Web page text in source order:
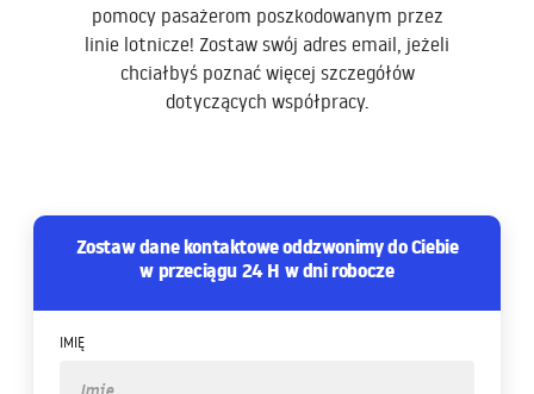
pomocy pasażerom poszkodowanym przez
linie lotnicze! Zostaw swój adres email, jeżeli
chciałbyś poznać więcej szczegółów
dotyczących współpracy.
Zostaw dane kontaktowe oddzwonimy do Ciebie
w przeciągu 24 H w dni robocze
IMIĘ